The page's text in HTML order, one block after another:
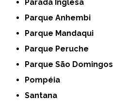
Parada Inglesa
Parque Anhembi
Parque Mandaqui
Parque Peruche
Parque São Domingos
Pompéia
Santana